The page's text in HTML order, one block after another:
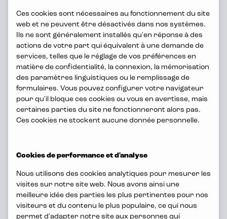
autre. Un site en constante
innovation, à deux pas de la gare du
Nord.
Votre travail compte
Mediafin est une entreprise de
Ces cookies sont nécessaires au fonctionnement du site
web et ne peuvent être désactivés dans nos systèmes.
Ils ne sont généralement installés qu'en réponse à des
actions de votre part qui équivalent à une demande de
services, telles que le réglage de vos préférences en
matière de confidentialité, la connexion, la mémorisation
des paramètres linguistiques ou le remplissage de
formulaires. Vous pouvez configurer votre navigateur
pour qu'il bloque ces cookies ou vous en avertisse, mais
certaines parties du site ne fonctionneront alors pas.
Ces cookies ne stockent aucune donnée personnelle.
Cookies de performance et d'analyse
Nous utilisons des cookies analytiques pour mesurer les
visites sur notre site web. Nous avons ainsi une
meilleure idée des parties les plus pertinentes pour nos
visiteurs et du contenu le plus populaire, ce qui nous
permet d'adapter notre site aux personnes qui